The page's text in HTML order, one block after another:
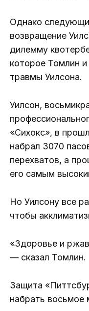
Однако
возвращение
дилемму
которое Томлин
травмы Уилсона.
Уилсон,
«Сихокс», в
набрал 3070
перехватов, а
его самым
Но Уилсону все
чтобы
«Здоровье и
— сказал Томлин.
Защита
набрать